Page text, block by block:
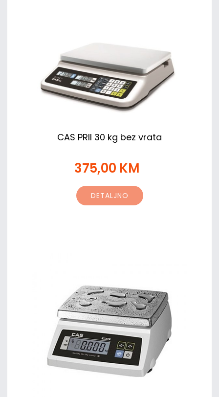
CAS PRII 30 kg bez vrata
375,00 KM
DETALJNO